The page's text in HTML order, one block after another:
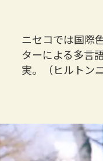
ニセコでは国際
ターによる多言
実。（ヒルトン